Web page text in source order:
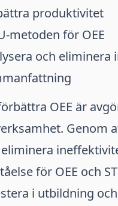
produktivitet
metoden för OEE
och
OEE är
Genom
för OEE och
i utbildning